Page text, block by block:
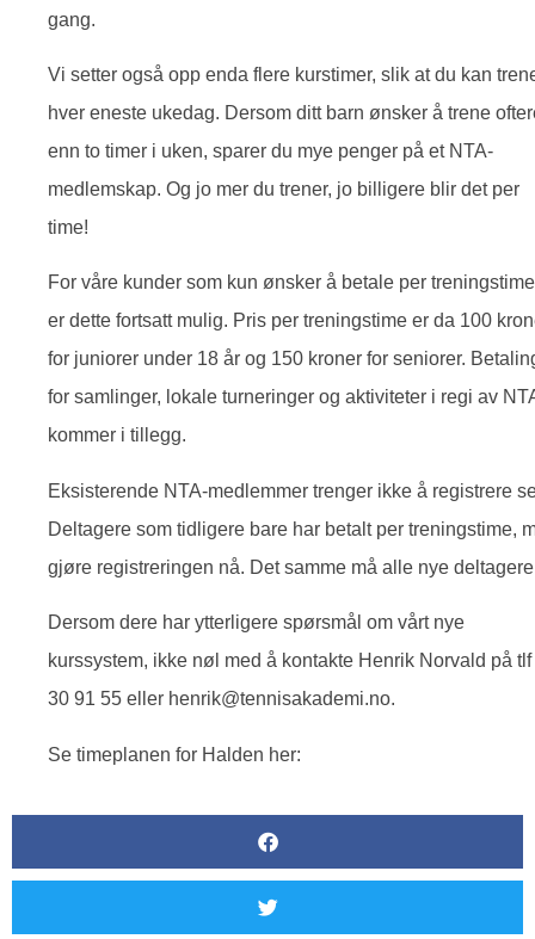
gang.
Vi setter også opp enda flere kurstimer, slik at du kan
hver eneste ukedag. Dersom ditt barn ønsker å trene
enn to timer i uken, sparer du mye penger på et NTA-
medlemskap. Og jo mer du trener, jo billigere blir det per
time!
For våre kunder som kun ønsker å betale per
er dette fortsatt mulig. Pris per treningstime er da 100
for juniorer under 18 år og 150 kroner for seniorer.
for samlinger, lokale turneringer og aktiviteter i regi av
kommer i tillegg.
Eksisterende NTA-medlemmer trenger ikke å registrere
Deltagere som tidligere bare har betalt per treningstime,
gjøre registreringen nå. Det samme må alle nye
Dersom dere har ytterligere spørsmål om vårt nye
kurssystem, ikke nøl med å kontakte Henrik Norvald på tlf
30 91 55 eller henrik@tennisakademi.no.
Se timeplanen for Halden her: